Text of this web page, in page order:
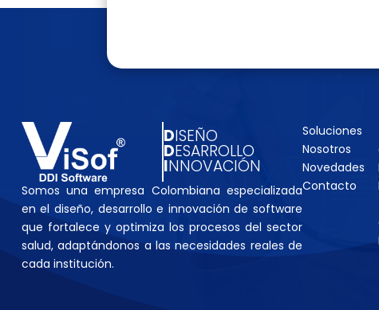
DISEÑO
DESARROLLO
INNOVACIÓN
Somos una empresa Colombiana especializada
en el diseño, desarrollo e innovación de software
que fortalece y optimiza los procesos del sector
salud, adaptándonos a las necesidades reales de
cada institución.
Soluciones
Nosotros
Novedades
Contacto